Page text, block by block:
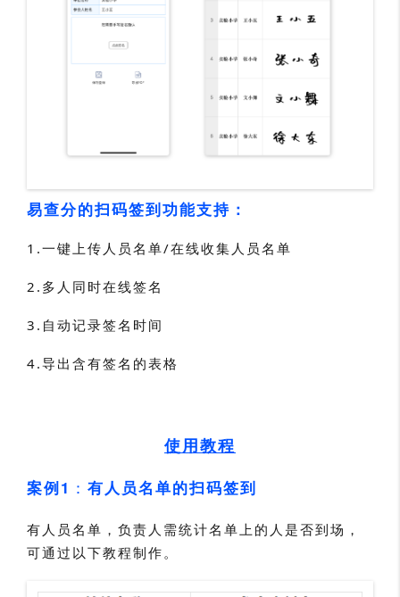
易查分的扫码签到功能支持：
1.一键上传人员名单/在线收集人员名单
2. 多人同时在线签名
3.自动记录签名时间
4.导出含有签名的表格
使用教程
案例1 ： 有人员名单的扫码签到
有人员名单，负责人需统计名单上的人是否到场，
可通过以下教程制作。